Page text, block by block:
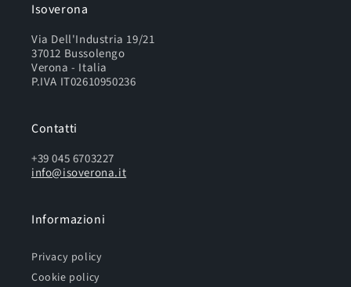
Isoverona
Via Dell'Industria 19/21
37012 Bussolengo
Verona - Italia
P.IVA IT02610950236
Contatti
+39 045 6703227
info@isoverona.it
Informazioni
Privacy policy
Cookie policy